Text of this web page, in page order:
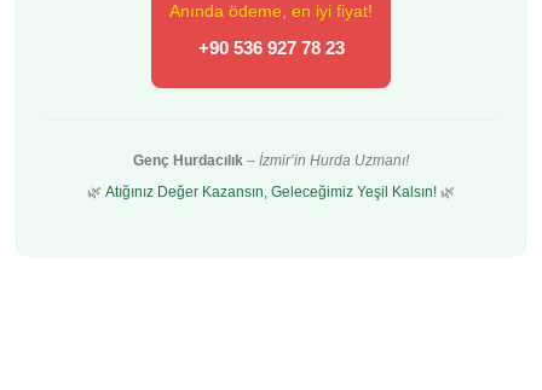
Anında ödeme, en iyi fiyat!
+90 536 927 78 23
Genç Hurdacılık – İzmir’in Hurda Uzmanı!
🌿 Atığınız Değer Kazansın, Geleceğimiz Yeşil Kalsın! 🌿